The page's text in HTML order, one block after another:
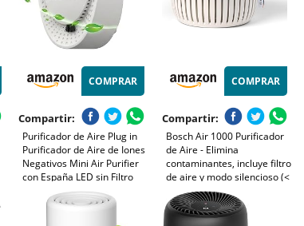
COMPRAR
Compartir:
Purificador de Aire Plug in
Purificador de Aire de Iones
Negativos Mini Air Purifier
con España LED sin Filtro
para Dormitorio, Oficina y
Sala de Mascotas,
COMPRAR
Compartir:
Bosch Air 1000 Purificador
de Aire - Elimina
contaminantes, incluye filtro
de aire y modo silencioso (<
25 dB(A)) - para superficies
de hasta 23 m² - con modo
automático - CADR: 100